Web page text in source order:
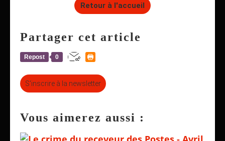
Retour à l'accueil
Partager cet article
Repost 0
S'inscrire à la newsletter
Vous aimerez aussi :